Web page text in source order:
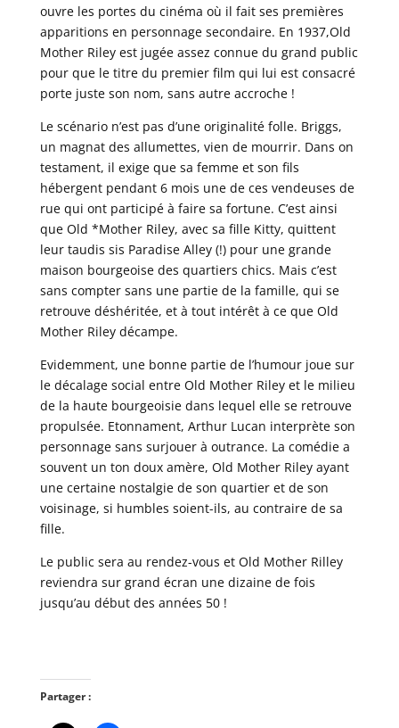
ouvre les portes du cinéma où il fait ses premières
apparitions en personnage secondaire. En 1937,Old
Mother Riley est jugée assez connue du grand public
pour que le titre du premier film qui lui est consacré
porte juste son nom, sans autre accroche !
Le scénario n’est pas d’une originalité folle. Briggs,
un magnat des allumettes, vien de mourrir. Dans on
testament, il exige que sa femme et son fils
hébergent pendant 6 mois une de ces vendeuses de
rue qui ont participé à faire sa fortune. C’est ainsi
que Old *Mother Riley, avec sa fille Kitty, quittent
leur taudis sis Paradise Alley (!) pour une grande
maison bourgeoise des quartiers chics. Mais c’est
sans compter sans une partie de la famille, qui se
retrouve déshéritée, et à tout intérêt à ce que Old
Mother Riley décampe.
Evidemment, une bonne partie de l’humour joue sur
le décalage social entre Old Mother Riley et le milieu
de la haute bourgeoisie dans lequel elle se retrouve
propulsée. Etonnament, Arthur Lucan interprète son
personnage sans surjouer à outrance. La comédie a
souvent un ton doux amère, Old Mother Riley ayant
une certaine nostalgie de son quartier et de son
voisinage, si humbles soient-ils, au contraire de sa
fille.
Le public sera au rendez-vous et Old Mother Rilley
reviendra sur grand écran une dizaine de fois
jusqu’au début des années 50 !
Partager :